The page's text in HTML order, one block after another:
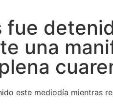
fue
una
este mediodía mientras